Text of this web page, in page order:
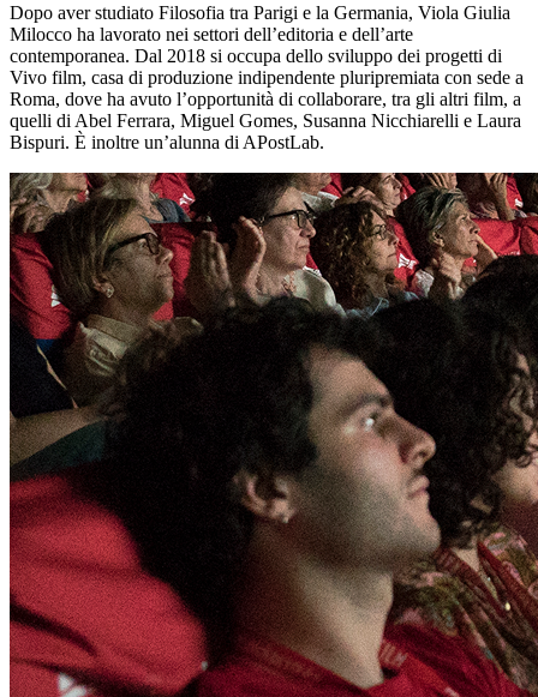
Dopo aver studiato Filosofia tra Parigi e la Germania, Viola Giulia
Milocco ha lavorato nei settori dell’editoria e dell’arte
contemporanea. Dal 2018 si occupa dello sviluppo dei progetti di
Vivo film, casa di produzione indipendente pluripremiata con sede a
Roma, dove ha avuto l’opportunità di collaborare, tra gli altri film, a
quelli di Abel Ferrara, Miguel Gomes, Susanna Nicchiarelli e Laura
Bispuri. È inoltre un’alunna di APostLab.